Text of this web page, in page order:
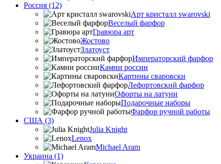
Россия (12)
Арт кристалл swarovski
Веселый фарфор
Гравюра арт
Жостово
Златоуст
Императорский фарфор
Камни россии
Картины сваровски
Лефортовский фарфор
Офорты на латуни
Подарочные наборы
Фарфор ручной работы
США (3)
Julia Knight
Lenox
Michael Aram
Украина (1)